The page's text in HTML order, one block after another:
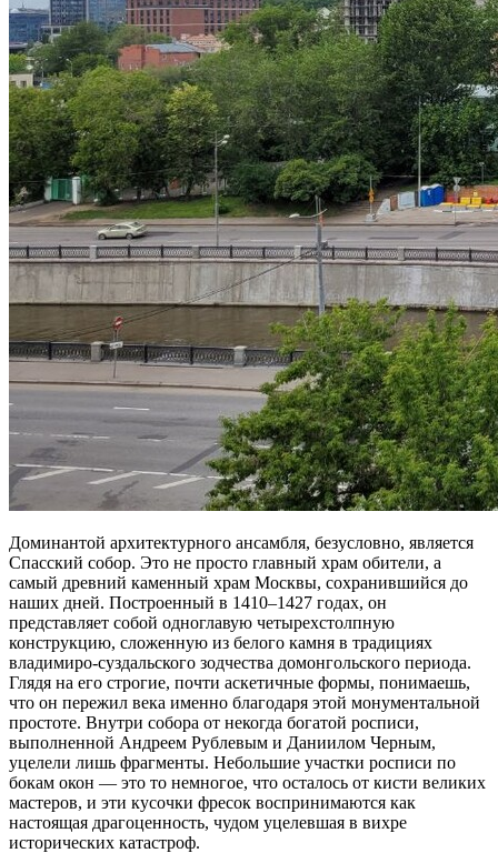
Доминантой архитектурного ансамбля, безусловно, является
Спасский собор. Это не просто главный храм обители, а
самый древний каменный храм Москвы, сохранившийся до
наших дней. Построенный в 1410–1427 годах, он
представляет собой одноглавую четырехстолпную
конструкцию, сложенную из белого камня в традициях
владимиро-суздальского зодчества домонгольского периода.
Глядя на его строгие, почти аскетичные формы, понимаешь,
что он пережил века именно благодаря этой монументальной
простоте. Внутри собора от некогда богатой росписи,
выполненной Андреем Рублевым и Даниилом Черным,
уцелели лишь фрагменты. Небольшие участки росписи по
бокам окон — это то немногое, что осталось от кисти великих
мастеров, и эти кусочки фресок воспринимаются как
настоящая драгоценность, чудом уцелевшая в вихре
исторических катастроф.